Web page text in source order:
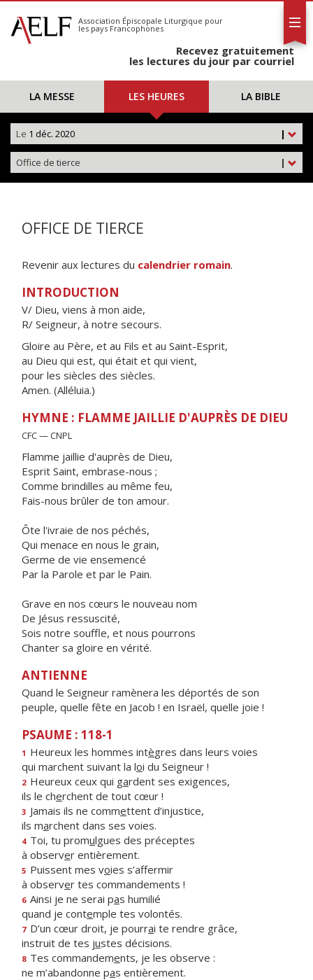
S'abonner
Calendrier
Association Épiscopale Liturgique pour
les pays Francophones
Recevez gratuitement
les lectures du jour par courriel
LA MESSE LES HEURES LA BIBLE
|
Le 1 déc. 2020
|
Office de tierce
OFFICE DE TIERCE
Revenir aux lectures du calendrier romain.
INTRODUCTION
V/ Dieu, viens à mon aide,
R/ Seigneur, à notre secours.
Gloire au Père, et au Fils et au Saint-Esprit,
au Dieu qui est, qui était et qui vient,
pour les siècles des siècles.
Amen. (Alléluia.)
HYMNE : FLAMME JAILLIE D'AUPRÈS DE DIEU
CFC — CNPL
Flamme jaillie d'auprès de Dieu,
Esprit Saint, embrase-nous ;
Comme brindilles au même feu,
Fais-nous brûler de ton amour.
Ôte l'ivraie de nos péchés,
Qui menace en nous le grain,
Germe de vie ensemencé
Par la Parole et par le Pain.
Grave en nos cœurs le nouveau nom
De Jésus ressuscité,
Sois notre souffle, et nous pourrons
Chanter sa gloire en vérité.
ANTIENNE
Quand le Seigneur ramènera les déportés de son
peuple, quelle fête en Jacob ! en Israël, quelle joie !
PSAUME : 118-1
1 Heureux les hommes intègres dans leurs voies
qui marchent suivant la loi du Seigneur !
2 Heureux ceux qui gardent ses exigences,
ils le cherchent de tout cœur !
3 Jamais ils ne commettent d’injustice,
ils marchent dans ses voies.
4 Toi, tu promulgues des préceptes
à observer entièrement.
5 Puissent mes voies s’affermir
à observer tes commandements !
6 Ainsi je ne serai pas humilié
quand je contemple tes volontés.
7 D’un cœur droit, je pourrai te rendre grâce,
instruit de tes justes décisions.
8 Tes commandements, je les observe :
ne m’abandonne pas entièrement.